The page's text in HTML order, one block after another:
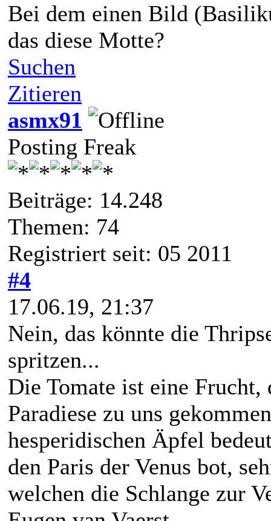
Bei dem einen Bild
das diese Motte?
Suchen
Zitieren
asmx91
Posting Freak
Beiträge: 14.248
Themen: 74
Registriert seit: 05 2011
#4
17.06.19, 21:37
Nein, das könnte die
spritzen...
Die Tomate ist eine
Paradiese zu uns
hesperidischen Äpfel
den Paris der Venus bot,
welchen die Schlange zur